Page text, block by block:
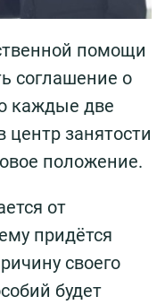
помощи
соглашение о
каждые две
центр занятости
положение.
от
придётся
своего
будет